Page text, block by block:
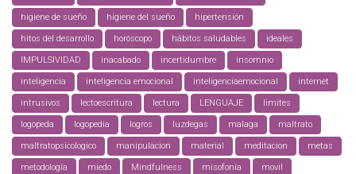
higiene de sueño higiene del sueño hipertensión
hitos del desarrollo horóscopo hábitos saludables ideales
IMPULSIVIDAD inacabado incertidumbre insomnio
inteligencia inteligencia emocional inteligenciaemocional internet
intrusivos lectoescritura lectura LENGUAJE limites
logopeda logopedia logros luzdegas malaga maltrato
maltratopsicologico manipulacion material meditacion metas
metodología miedo Mindfulness misofonía movil